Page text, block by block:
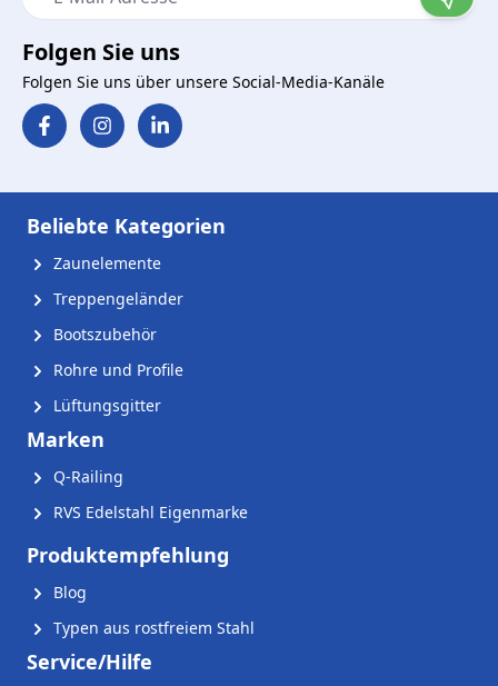
Folgen Sie uns
Folgen Sie uns über unsere Social-Media-Kanäle
Beliebte Kategorien
Zaunelemente
Treppengeländer
Bootszubehör
Rohre und Profile
Lüftungsgitter
Marken
Q-Railing
RVS Edelstahl Eigenmarke
Produktempfehlung
Blog
Typen aus rostfreiem Stahl
Service/Hilfe